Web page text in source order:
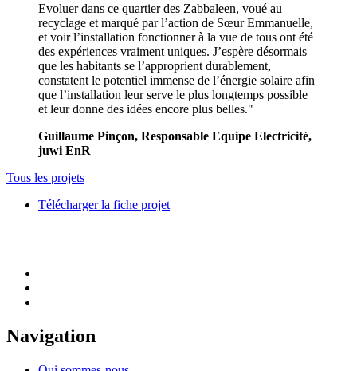
Evoluer dans ce quartier des Zabbaleen, voué au
recyclage et marqué par l’action de Sœur Emmanuelle,
et voir l’installation fonctionner à la vue de tous ont été
des expériences vraiment uniques. J’espère désormais
que les habitants se l’approprient durablement,
constatent le potentiel immense de l’énergie solaire afin
que l’installation leur serve le plus longtemps possible
et leur donne des idées encore plus belles."
Guillaume Pinçon, Responsable Equipe Electricité,
juwi EnR
Tous les projets
Télécharger la fiche projet
Navigation